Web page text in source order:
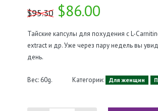
$95.30 $86.00
Тайские капсулы для похудения с L-
extract и др. Уже через пару недель вы
день.
Вес: 60g. Категории: Для женщин